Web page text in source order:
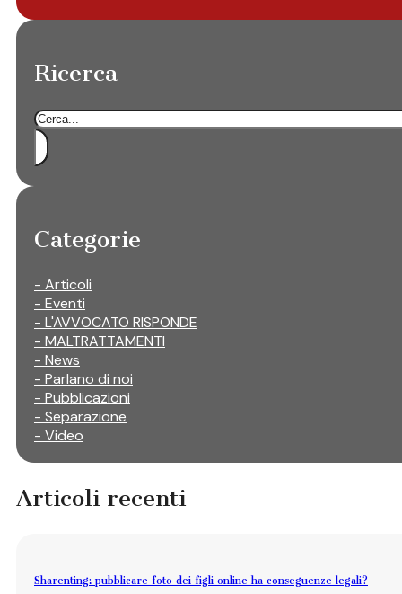
Ricerca
Cerca
Categorie
- Articoli
- Eventi
- L'AVVOCATO RISPONDE
- MALTRATTAMENTI
- News
- Parlano di noi
- Pubblicazioni
- Separazione
- Video
Articoli recenti
Sharenting: pubblicare foto dei figli online ha conseguenze legali?